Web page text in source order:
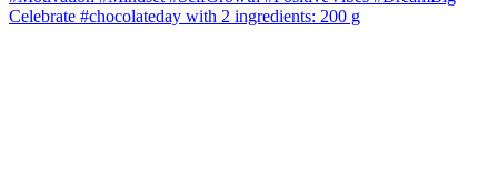
Celebrate #chocolateday with 2 ingredients: 200 g